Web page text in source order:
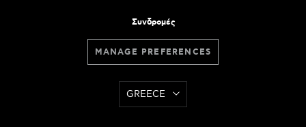
Συνδρομές
MANAGE PREFERENCES
GREECE